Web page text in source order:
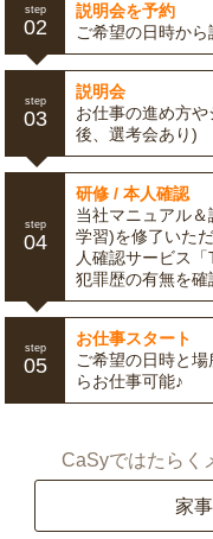
step
02
説明会を予約
ご希望の日時から
step
03
説明会
お仕事の進め方
後、選考会あり)
step
04
研修 / 本人確認
当社マニュアル
学習)を修了いた
人確認サービス
犯罪歴の有無を確
step
05
お仕事スタート
ご希望の日時と
らお仕事可能♪
CaSyではたらく
家